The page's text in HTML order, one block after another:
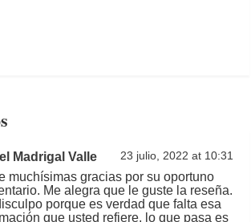
Madrigal Valle 23 julio, 2022 at 10:31
muchísimas gracias por su oportuno
Me alegra que le guste la reseña.
porque es verdad que falta esa
que usted refiere, lo que pasa es